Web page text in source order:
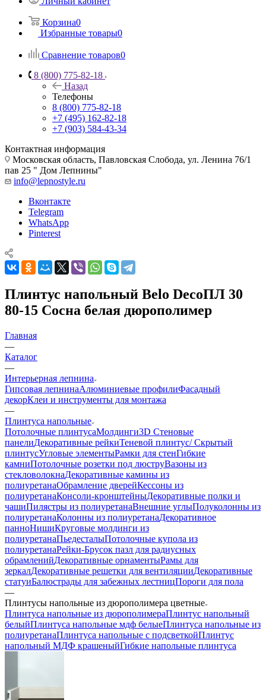
Корзина0
Избранные товары0
Сравнение товаров0
8 (800) 775-82-18
Назад
Телефоны
8 (800) 775-82-18
+7 (495) 162-82-18
+7 (903) 584-43-34
Контактная информация
Московская область, Павловская Слобода, ул. Ленина 76/1
пав 25 " Дом Лепнины"
info@lepnostyle.ru
Вконтакте
Telegram
WhatsApp
Pinterest
Плинтус напольный Belo DecoПЛ 30
80-15 Сосна белая дюрополимер
Главная
—
Каталог
—
Интерьерная лепнина
Гипсовая лепнинаАлюминиевые профилиФасадный
декорКлеи и инструменты для монтажа
—
Плинтуса напольные
Потолочные плинтусаМолдинги3D Стеновые
панелиДекоративные рейкиТеневой плинтус/ Скрытый
плинтусУгловые элементыРамки для стенГибкие
камниПотолочные розетки под люструВазоны из
стекловолокнаДекоративные камины из
полиуретанаОбрамление дверейКессоны из
полиуретанаКонсоли-кронштейныДекоративные полки и
чашиПилястры из полиуретанаВнешние углыПолуколонны из
полиуретанаКолонны из полиуретанаДекоративное
панноНишиКруговые молдинги из
полиуретанаПьедесталыПотолочные купола из
полиуретанаРейки-Брусок пазл для радиусных
обрамленийДекоративные орнаментыРамы для
зеркалДекоративные решетки для вентиляцииДекоративные
статуиБалюстрады для забежных лестницПороги для пола
—
Плинтусы напольные из дюрополимера цветные
Плинтуса напольные из дюрополимераПлинтус напольный
белыйПлинтуса напольные мдф белыеПлинтуса напольные из
полиуретанаПлинтуса напольные с подсветкойПлинтус
напольный МДФ крашеныйГибкие напольные плинтуса